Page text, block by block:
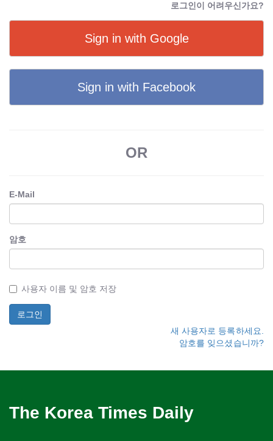
로그인이 어려우신가요?
Sign in with Google
Sign in with Facebook
OR
E-Mail
암호
사용자 이름 및 암호 저장
새 사용자로 등록하세요.
암호를 잊으셨습니까?
The Korea Times Daily